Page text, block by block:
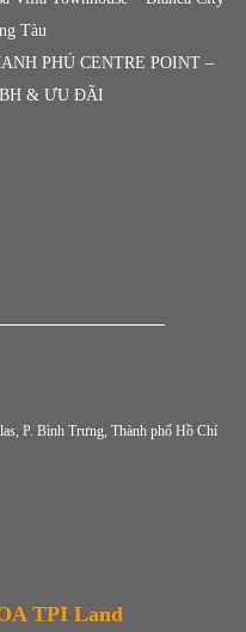
Tàu
PHÚ CENTRE POINT –
& ƯU ĐÃI
P. Bình Trưng, Thành phố Hồ Chí
TPI Land